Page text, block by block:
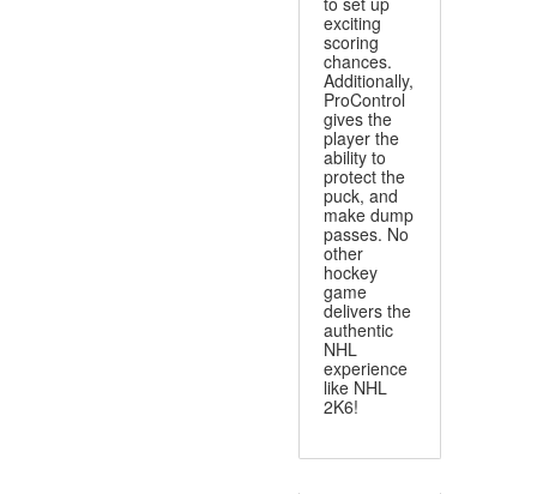
exciting
scoring
chances.
Additionally,
ProControl
gives the
player the
ability to
protect the
puck, and
make dump
passes. No
other
hockey
game
delivers the
authentic
NHL
experience
like NHL
2K6!